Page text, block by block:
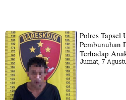
Polres Tapsel
Pembunuhan
Terhadap
Jumat, 7